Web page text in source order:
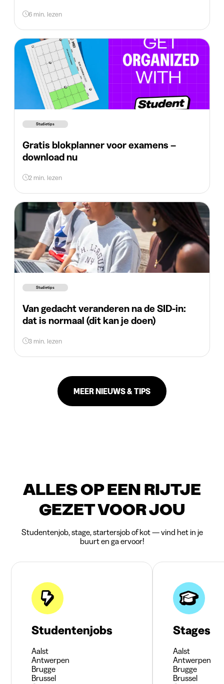
6 min. lezen
Studietips
Gratis blokplanner voor examens –
download nu
2 min. lezen
Studietips
Van gedacht veranderen na de SID-in:
dat is normaal (dit kan je doen)
3 min. lezen
MEER NIEUWS & TIPS
ALLES OP EEN RIJTJE
GEZET VOOR JOU
Studentenjob, stage, startersjob of kot — vind het in je
buurt en ga ervoor!
Studentenjobs
Aalst
Antwerpen
Brugge
Brussel
Stages
Aalst
Antwerpen
Brugge
Brussel